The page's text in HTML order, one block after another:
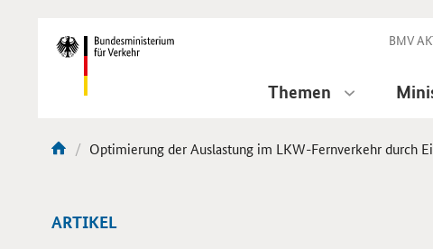
Navigation BMV
Themen
Aktuelle
Optimierung der Auslastung im LKW-Fernverkehr durch
ARTIKEL